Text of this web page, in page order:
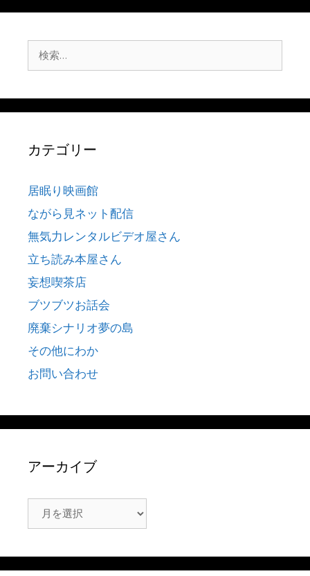
索:
カテゴリー
居眠り映画館
ながら見ネット配信
無気力レンタルビデオ屋さん
立ち読み本屋さん
妄想喫茶店
ブツブツお話会
廃棄シナリオ夢の島
その他にわか
お問い合わせ
アーカイブ
ー